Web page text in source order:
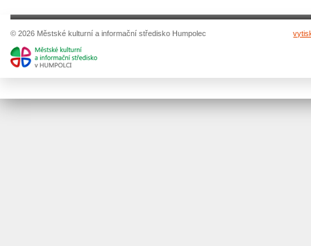
© 2026 Městské kulturní a informační středisko Humpolec